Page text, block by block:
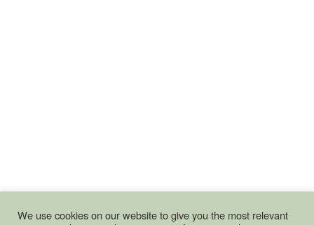
We use cookies on our website to give you the most relevant